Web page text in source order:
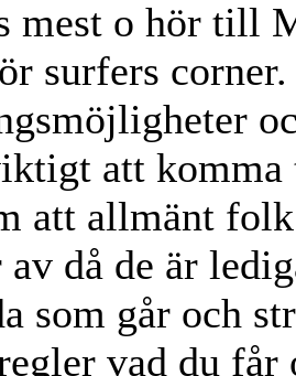
mest o hör till
surfers
att
att allmänt
då de är
som går och
vad du får